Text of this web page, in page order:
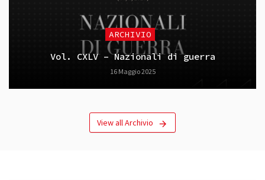
ARCHIVIO
Vol. CXLV – Nazionali di guerra
16 Maggio 2025
View all Archivio